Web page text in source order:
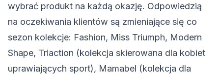
wybrać produkt na każdą okazję. Odpowiedzią
na oczekiwania klientów są zmieniające się co
sezon kolekcje: Fashion, Miss Triumph, Modern
Shape, Triaction (kolekcja skierowana dla kobiet
uprawiających sport), Mamabel (kolekcja dla